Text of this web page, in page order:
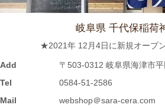
≪おすすめ≫ホカホカご飯をもっとおい
焼のご飯茶碗
2023/7/28
岐阜県 千代保稲荷
★2021年 12月4日に新規オープ
Add 〒503-0312 岐阜県海津市
Tel
0584-51-2586
Mail
webshop＠sara-cera.com